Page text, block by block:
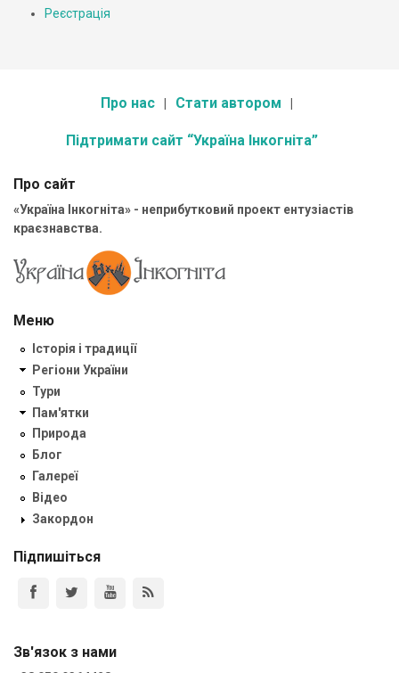
Реєстрація
Про нас Стати автором
Підтримати сайт “Україна Інкогніта”
Про сайт
«Україна Інкогніта» - неприбутковий проект ентузіастів
краєзнавства.
Меню
Історія і традиції
Регіони України
Тури
Пам'ятки
Природа
Блог
Галереї
Відео
Закордон
Підпишіться
Зв'язок з нами